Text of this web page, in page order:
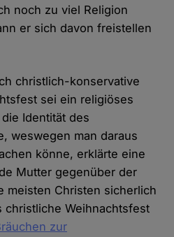
noch zu viel Religion
er sich davon freistellen
christlich-konservative
sei ein religiöses
Identität des
weswegen man daraus
könne, erklärte eine
Mutter gegenüber der
meisten Christen sicherlich
christliche Weihnachtsfest
zur